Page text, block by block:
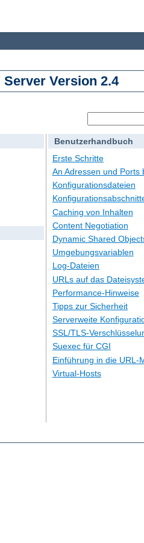
Version 2.4
Benutzerhandbuch
Erste Schritte
An Adressen und Ports
Konfigurationsdateien
Caching von Inhalten
Content Negotiation
Dynamic Shared
Umgebungsvariablen
Log-Dateien
URLs auf das
Performance-Hinweise
Tipps zur Sicherheit
Serverweite
SSL/TLS-
Suexec für CGI
Einführung in die URL-
Virtual-Hosts